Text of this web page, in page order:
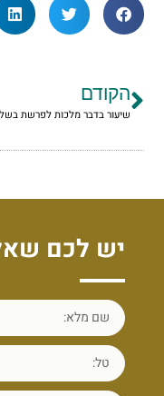
הקודם
יש לכם